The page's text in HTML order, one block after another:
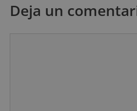
Deja un